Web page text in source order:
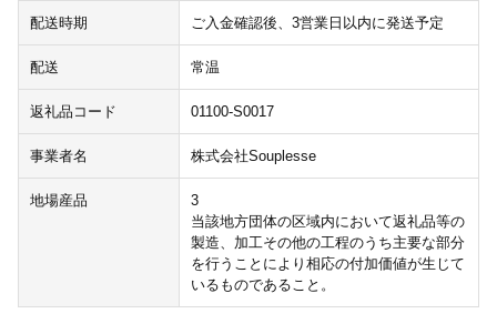
配送時期 ご入金確認後、3営業日以内に発送予定
配送 常温
返礼品コード 01100-S0017
事業者名 株式会社Souplesse
地場産品
3
当該地方団体の区域内において返礼品等の
製造、加工その他の工程のうち主要な部分
を行うことにより相応の付加価値が生じて
いるものであること。